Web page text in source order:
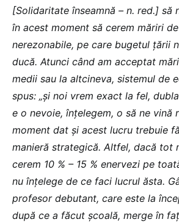
[Solidaritate înseamnă – n. red.] să
în acest moment să cerem măriri
nerezonabile, pe care bugetul țării
ducă. Atunci când am acceptat
medii sau la altcineva, sistemul de
spus: „și noi vrem exact la fel,
e o nevoie, înțelegem, o să ne vină
moment dat și acest lucru trebuie
manieră strategică. Altfel, dacă tot
cerem 10 % – 15 % enervezi pe
nu înțelege de ce faci lucrul ăsta.
profesor debutant, care este la
după ce a făcut școală, merge în